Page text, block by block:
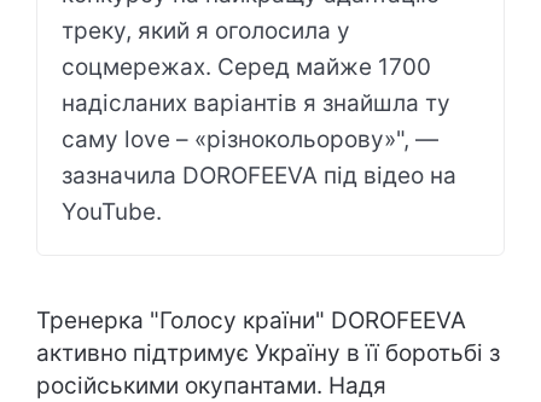
треку, який я оголосила у
соцмережах. Серед майже 1700
надісланих варіантів я знайшла ту
саму love – «різнокольорову»", —
зазначила DOROFEEVA під відео на
YouTube.
Тренерка "Голосу країни" DOROFEEVA
активно підтримує Україну в її боротьбі з
російськими окупантами. Надя